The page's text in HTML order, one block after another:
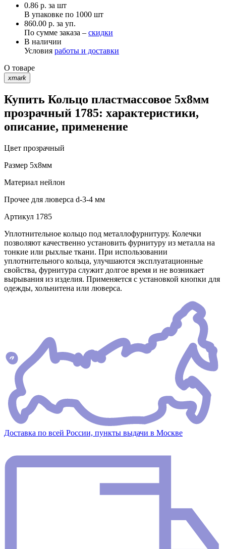
0.86 р. за шт
В упаковке по 1000 шт
860.00 р. за уп.
По сумме заказа – скидки
В наличии
Условия работы и доставки
О товаре
xmark
Купить Кольцо пластмассовое 5х8мм
прозрачный 1785: характеристики,
описание, применение
Цвет прозрачный
Размер 5х8мм
Материал нейлон
Прочее для люверса d-3-4 мм
Артикул 1785
Уплотнительное кольцо под металлофурнитуру. Колечки
позволяют качественно установить фурнитуру из металла на
тонкие или рыхлые ткани. При использовании
уплотнительного кольца, улучшаются эксплуатационные
свойства, фурнитура служит долгое время и не возникает
вырывания из изделия. Применяется с установкой кнопки для
одежды, хольнитена или люверса.
Доставка по всей России, пункты выдачи в Москве